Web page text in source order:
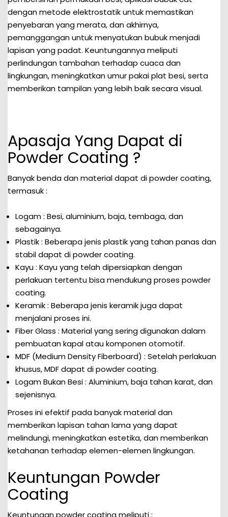
dengan metode elektrostatik untuk memastikan
penyebaran yang merata, dan akhirnya,
pemanggangan untuk menyatukan bubuk menjadi
lapisan yang padat. Keuntungannya meliputi
perlindungan tambahan terhadap cuaca dan
lingkungan, meningkatkan umur pakai plat besi, serta
memberikan tampilan yang lebih baik secara visual.
Apasaja Yang Dapat di
Powder Coating ?
Banyak benda dan material dapat di powder coating,
termasuk :
Logam : Besi, aluminium, baja, tembaga, dan
sebagainya.
Plastik : Beberapa jenis plastik yang tahan panas dan
stabil dapat di powder coating.
Kayu : Kayu yang telah dipersiapkan dengan
perlakuan tertentu bisa mendukung proses powder
coating.
Keramik : Beberapa jenis keramik juga dapat
menjalani proses ini.
Fiber Glass : Material yang sering digunakan dalam
pembuatan kapal atau komponen otomotif.
MDF (Medium Density Fiberboard) : Setelah perlakuan
khusus, MDF dapat di powder coating.
Logam Bukan Besi : Aluminium, baja tahan karat, dan
sejenisnya.
Proses ini efektif pada banyak material dan
memberikan lapisan tahan lama yang dapat
melindungi, meningkatkan estetika, dan memberikan
ketahanan terhadap elemen-elemen lingkungan.
Keuntungan Powder
Coating
Keuntungan powder coating meliputi :